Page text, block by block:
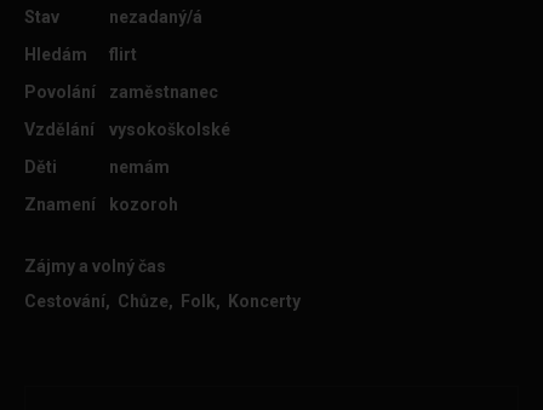
Stav
nezadaný/á
Hledám
flirt
Povolání
zaměstnanec
Vzdělání
vysokoškolské
Děti
nemám
Znamení
kozoroh
Zájmy a volný čas
Cestování, Chůze, Folk, Koncerty